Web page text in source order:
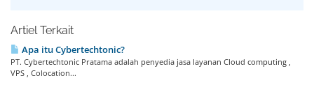
Artiel Terkait
Apa itu Cybertechtonic?
PT. Cybertechtonic Pratama adalah penyedia jasa layanan Cloud computing ,
VPS , Colocation...